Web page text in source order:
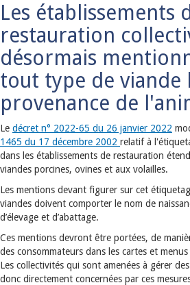
Les établissements
restauration
désormais
tout type de viande
provenance de
Le décret n° 2022-65 du 26 janvier 2022
1465 du 17 décembre 2002 relatif à
dans les établissements de restauration
viandes porcines, ovines et aux volailles.
Les mentions devant figurer sur cet
viandes doivent comporter le nom de
d’élevage et d’abattage.
Ces mentions devront être portées, de
des consommateurs dans les cartes et
Les collectivités qui sont amenées à gérer
donc directement concernées par ces